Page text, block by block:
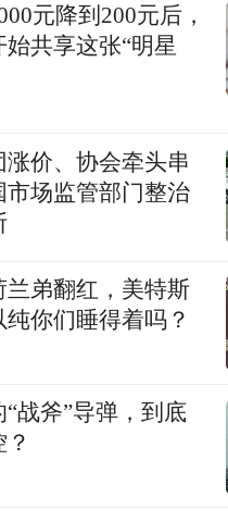
佛教有着关联吗？佛
切忌生搬硬套，毕竟
同，不可能都“照葫
前这月牙形的放生池
不休
佑民寺）的水潦和尚
室而居，宝峰禅寺
，水潦和尚的雕像
元降到200元后，
始共享这张“明星
涨价、协会牵头串
市场监管部门整治
兰弟翻红，美特斯
纯你们睡得着吗？
“战斧”导弹，到底